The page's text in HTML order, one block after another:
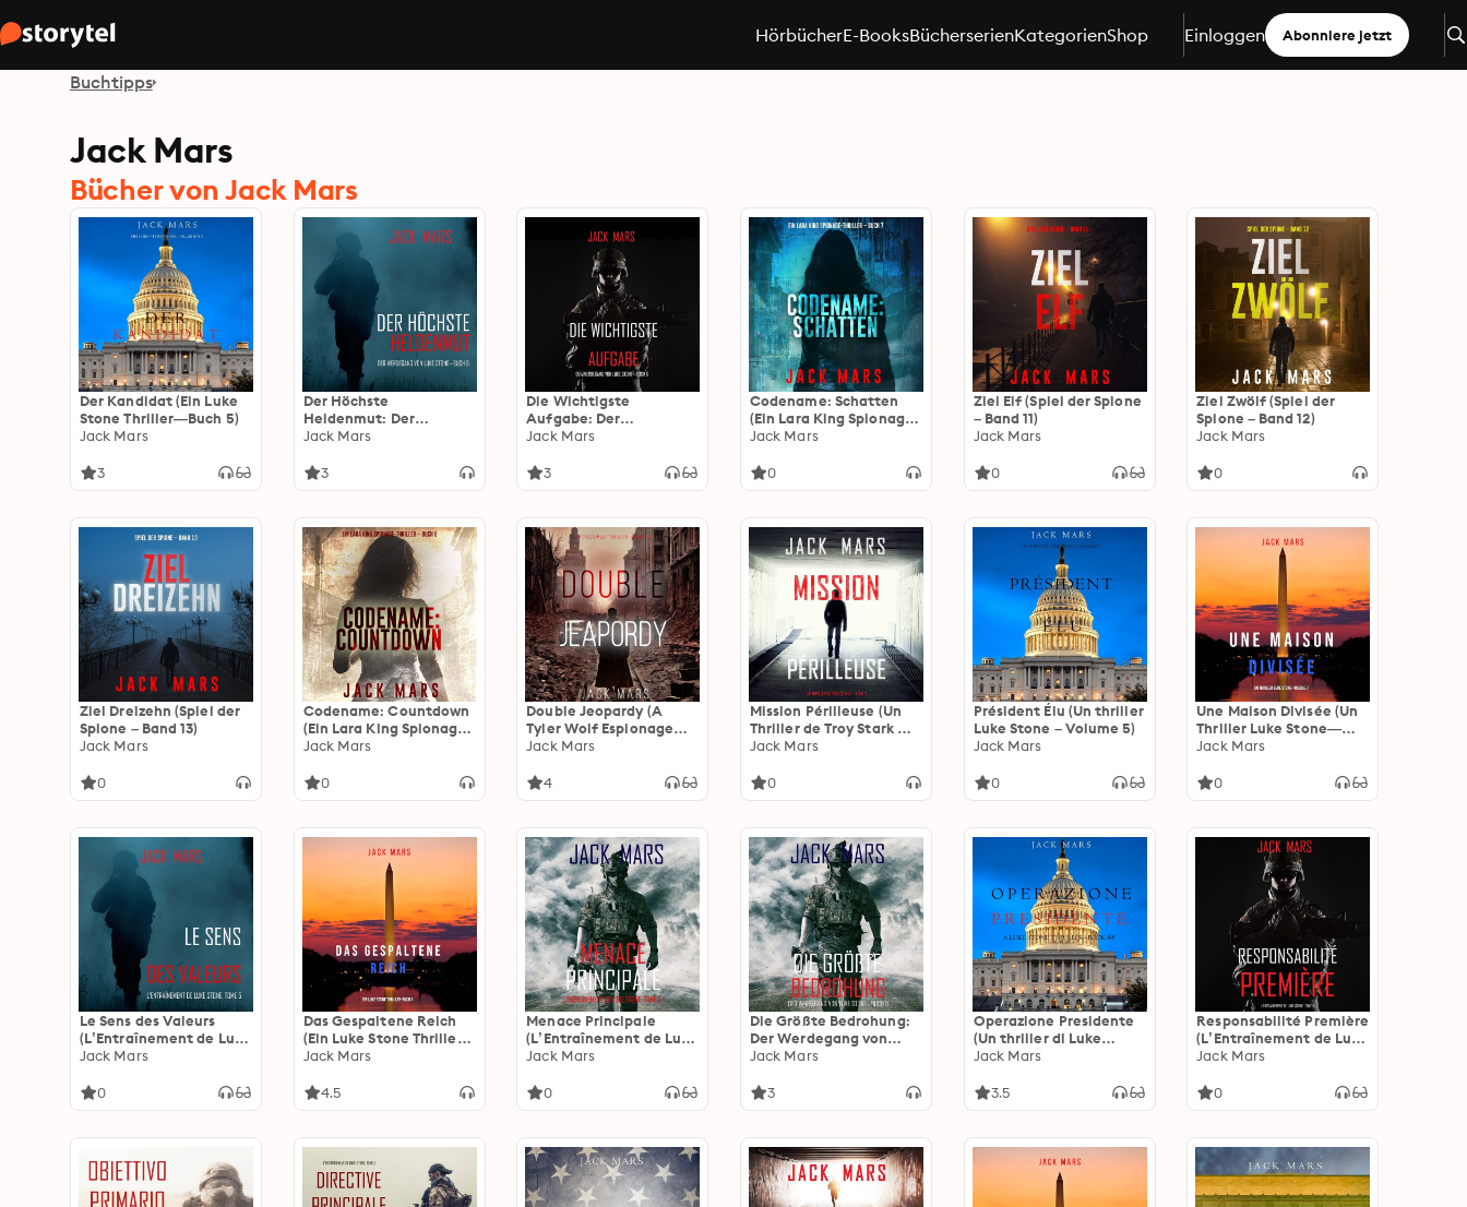
HörbücherE-BooksBücherserienKategorienShop Einloggen Abonniere jetzt
Buchtipps
Jack Mars
Bücher von Jack Mars
Der Kandidat (Ein Luke
Stone Thriller—Buch 5)
Jack Mars
3
Der Höchste
Heldenmut: Der
Werdegang von Luke
Action Thriller)
Jack Mars
3
Die Wichtigste
Aufgabe: Der
Werdegang von Luke
Action Thriller)
Jack Mars
3
Codename: Schatten
(Ein Lara King Spionage-
Thriller – Buch 7)
Jack Mars
0
Ziel Elf (Spiel der Spione
– Band 11)
Jack Mars
0
Ziel Zwölf (Spiel der
Spione – Band 12)
Jack Mars
0
Ziel Dreizehn (Spiel der
Spione – Band 13)
Jack Mars
0
Codename: Countdown
(Ein Lara King Spionage-
Thriller – Buch 8)
Jack Mars
0
Double Jeopardy (A
Tyler Wolf Espionage
Thriller—Book 5)
Jack Mars
4
Mission Périlleuse (Un
Thriller de Troy Stark —
Tome 2)
Jack Mars
0
Président Élu (Un thriller
Luke Stone – Volume 5)
Jack Mars
0
Une Maison Divisée (Un
Thriller Luke Stone—
Volume 7)
Jack Mars
0
Le Sens des Valeurs
(L’Entraînement de Luke
Stone, tome 5)
Jack Mars
0
Das Gespaltene Reich
(Ein Luke Stone Thriller–
Buch 7)
Jack Mars
4.5
Menace Principale
(L’Entraînement de Luke
Stone, tome 3)
Jack Mars
0
Die Größte Bedrohung:
Der Werdegang von
Luke Stone – Buch 3 (ein
Jack Mars
3
Operazione Presidente
(Un thriller di Luke
Stone – Libro 5)
Jack Mars
3.5
Responsabilité Première
(L’Entraînement de Luke
Stone, tome 6)
Jack Mars
0